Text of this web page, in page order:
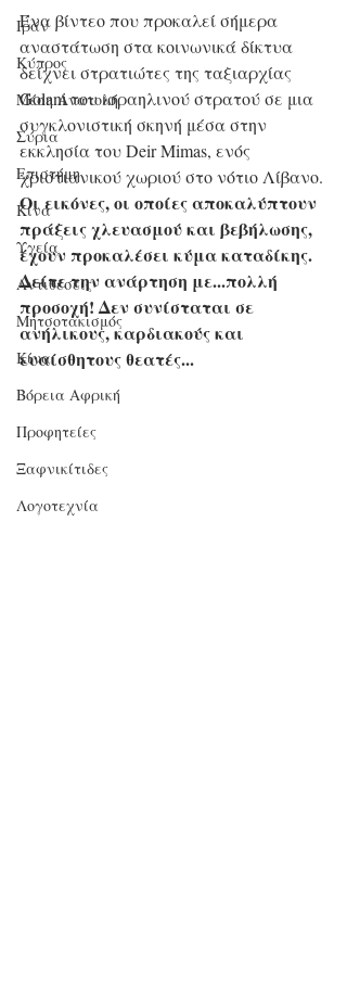
Ιράν
Κύπρος
Μέση Ανατολή
Σύρια
Επιστήμη
Kίνα
Υγεία
Aντιθέσεις
Μητσοτακισμός
Κίνα
Βόρεια Αφρική
Προφητείες
Ξαφνικίτιδες
Λογοτεχνία
Ένα βίντεο που προκαλεί σήμερα
αναστάτωση στα κοινωνικά δίκτυα
δείχνει στρατιώτες της ταξιαρχίας
Golani του ισραηλινού στρατού σε μια
συγκλονιστική σκηνή μέσα στην
εκκλησία του Deir Mimas, ενός
χριστιανικού χωριού στο νότιο Λίβανο.
Οι εικόνες, οι οποίες αποκαλύπτουν
πράξεις χλευασμού και βεβήλωσης,
έχουν προκαλέσει κύμα καταδίκης.
Δείτε την ανάρτηση με...πολλή
προσοχή! Δεν συνίσταται σε
ανήλικους, καρδιακούς και
ευαίσθητους θεατές...